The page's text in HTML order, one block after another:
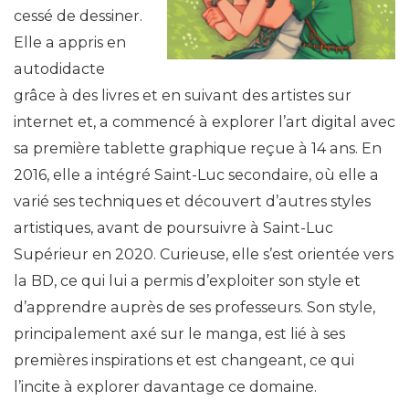
cessé de dessiner.
Elle a appris en
autodidacte
grâce à des livres et en suivant des artistes sur
internet et, a commencé à explorer l’art digital avec
sa première tablette graphique reçue à 14 ans. En
2016, elle a intégré Saint-Luc secondaire, où elle a
varié ses techniques et découvert d’autres styles
artistiques, avant de poursuivre à Saint-Luc
Supérieur en 2020. Curieuse, elle s’est orientée vers
la BD, ce qui lui a permis d’exploiter son style et
d’apprendre auprès de ses professeurs. Son style,
principalement axé sur le manga, est lié à ses
premières inspirations et est changeant, ce qui
l’incite à explorer davantage ce domaine.